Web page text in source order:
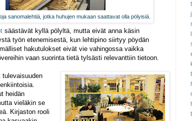
sanomalehtiä, jotka huhujen mukaan saattavat olla pölyisiä.
säästävät kyllä pölyltä, mutta eivät anna käsin
työn etenemisestä, kun lehtipino siirtyy pöydän
hakutulokset eivät vie vahingossa vaikka
vaan suorinta tietä tylsästi relevanttiin tietoon.
tulevaisuuden
heidän
vieläkin se
Kirjaston rooli